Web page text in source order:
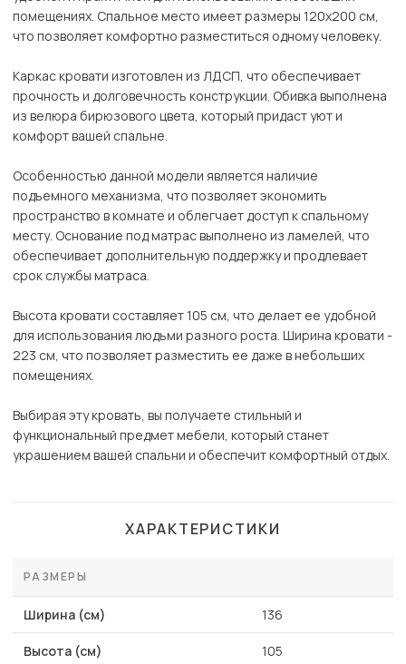
помещениях. Спальное место имеет размеры 120х200 см,
что позволяет комфортно разместиться одному человеку.
Каркас кровати изготовлен из ЛДСП, что обеспечивает
прочность и долговечность конструкции. Обивка выполнена
из велюра бирюзового цвета, который придаст уют и
комфорт вашей спальне.
Особенностью данной модели является наличие
подъемного механизма, что позволяет экономить
пространство в комнате и облегчает доступ к спальному
месту. Основание под матрас выполнено из ламелей, что
обеспечивает дополнительную поддержку и продлевает
срок службы матраса.
Высота кровати составляет 105 см, что делает ее удобной
для использования людьми разного роста. Ширина кровати -
223 см, что позволяет разместить ее даже в небольших
помещениях.
Выбирая эту кровать, вы получаете стильный и
функциональный предмет мебели, который станет
украшением вашей спальни и обеспечит комфортный отдых.
ХАРАКТЕРИСТИКИ
РАЗМЕРЫ
Ширина (см) 136
Высота (см) 105